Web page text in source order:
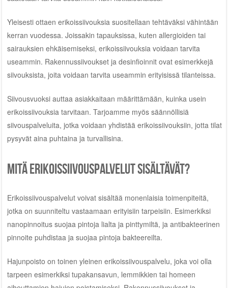
Yleisesti ottaen erikoissiivouksia suositellaan tehtäväksi vähintään
kerran vuodessa. Joissakin tapauksissa, kuten allergioiden tai
sairauksien ehkäisemiseksi, erikoissiivouksia voidaan tarvita
useammin. Rakennussiivoukset ja desinfioinnit ovat esimerkkejä
siivouksista, joita voidaan tarvita useammin erityisissä tilanteissa.
Siivousvuoksi auttaa asiakkaitaan määrittämään, kuinka usein
erikoissiivouksia tarvitaan. Tarjoamme myös säännöllisiä
siivouspalveluita, jotka voidaan yhdistää erikoissiivouksiin, jotta tilat
pysyvät aina puhtaina ja turvallisina.
Mitä erikoissiivouspalvelut sisältävät?
Erikoissiivouspalvelut voivat sisältää monenlaisia toimenpiteitä,
jotka on suunniteltu vastaamaan erityisiin tarpeisiin. Esimerkiksi
nanopinnoitus suojaa pintoja lialta ja pinttymiltä, ja antibakteerinen
pinnoite puhdistaa ja suojaa pintoja bakteereilta.
Hajunpoisto on toinen yleinen erikoissiivouspalvelu, joka voi olla
tarpeen esimerkiksi tupakansavun, lemmikkien tai homeen